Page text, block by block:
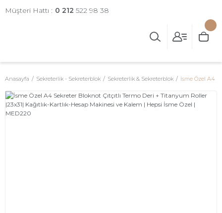
Müşteri Hattı : 0 212 522 98 38
Anasayfa Sekreterlik - Sekreterblok Sekreterlik & Sekreterblok İsme Özel A4